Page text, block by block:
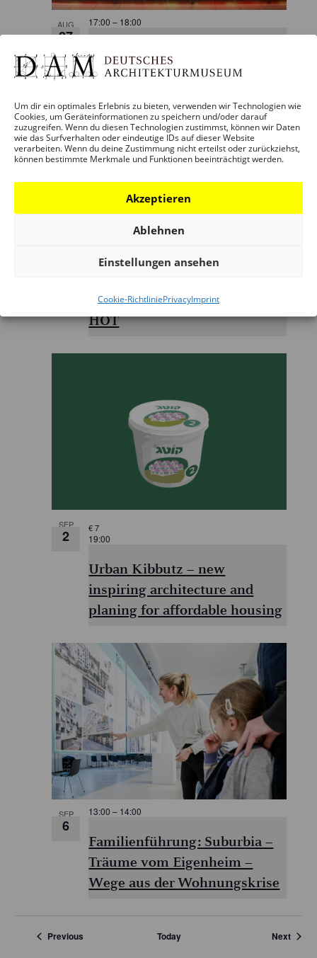
Um dir ein optimales Erlebnis zu bieten, verwenden wir Technologien wie
Cookies, um Geräteinformationen zu speichern und/oder darauf
zuzugreifen. Wenn du diesen Technologien zustimmst, können wir Daten
wie das Surfverhalten oder eindeutige IDs auf dieser Website
verarbeiten. Wenn du deine Zustimmung nicht erteilst oder zurückziehst,
können bestimmte Merkmale und Funktionen beeinträchtigt werden.
Akzeptieren
Ablehnen
Einstellungen ansehen
Cookie-RichtliniePrivacyImprint
AUG
27
Kurator:innenführung TOO
HOT – Heiße Städte, neue
17:00– 18:00
After Work Führung: TOO
HOT
17:00
SEP
2
Urban Kibbutz – new
inspiring architecture and
planing for affordable housing
19:00
€ 7
SEP
6
Familienführung: Suburbia –
Träume vom Eigenheim –
Wege aus der Wohnungskrise
13:00– 14:00
Previous Today Next